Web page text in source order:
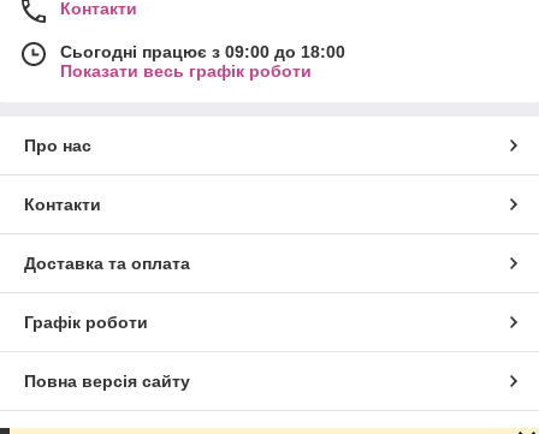
Контакти
Сьогодні працює з 09:00 до 18:00
Показати весь графік роботи
Про нас
Контакти
Доставка та оплата
Графік роботи
Повна версія сайту